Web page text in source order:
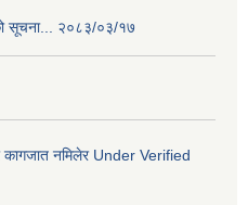
सूचना... २०८३/०३/१७
र कागजात नमिलेर Under Verified